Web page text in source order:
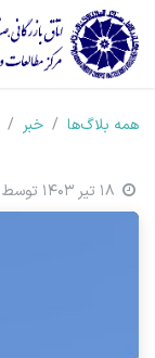
صرف نظر و مشاهده محتوا
همه بلاگ‌ها خبر
18 تیر 1403 توسط